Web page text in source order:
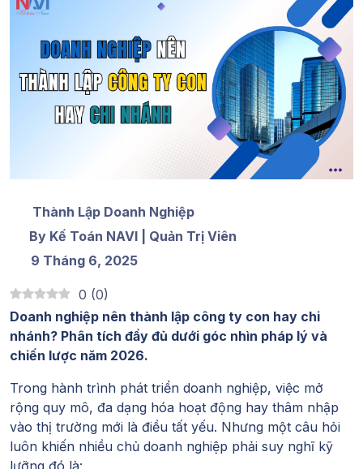
Thành Lập Doanh Nghiệp
By Kế Toán NAVI | Quản Trị Viên
9 Tháng 6, 2025
0 (0)
Doanh nghiệp nên thành lập công ty con hay chi
nhánh? Phân tích đầy đủ dưới góc nhìn pháp lý và
chiến lược năm 2026.
Trong hành trình phát triển doanh nghiệp, việc mở
rộng quy mô, đa dạng hóa hoạt động hay thâm nhập
vào thị trường mới là điều tất yếu. Nhưng một câu hỏi
luôn khiến nhiều chủ doanh nghiệp phải suy nghĩ kỹ